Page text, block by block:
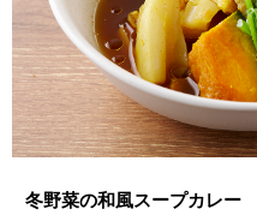
冬野菜の和風スープカレー